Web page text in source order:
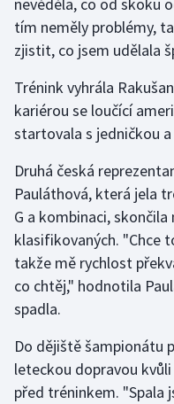
Gymnastika
Házená
Jezdectví
Judo
Krasobruslení
Lezení
Lyže a snowboard
Moderní pětiboj
Motorsport
nevěděla, co od skoku
tím neměly problémy,
zjistit, co jsem udělala
Trénink vyhrála
kariérou se loučící
startovala s jedničkou
Druhá česká
Pauláthová, která jela
G a kombinaci, skončila
klasifikovaných. "Chce
takže mě rychlost
co chtěj," hodnotila
spadla.
Do dějiště šampionátu
leteckou dopravou
před tréninkem. "Spala